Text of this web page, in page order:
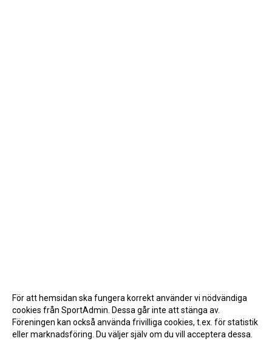
För att hemsidan ska fungera korrekt använder vi nödvändiga
cookies från SportAdmin. Dessa går inte att stänga av.
Föreningen kan också använda frivilliga cookies, t.ex. för statistik
eller marknadsföring. Du väljer själv om du vill acceptera dessa.